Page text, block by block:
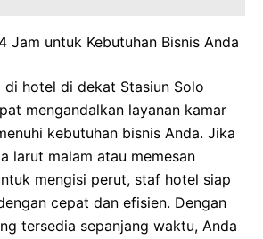
Jam untuk Kebutuhan Bisnis Anda
di hotel di dekat Stasiun Solo
mengandalkan layanan kamar
kebutuhan bisnis Anda. Jika
larut malam atau memesan
mengisi perut, staf hotel siap
cepat dan efisien. Dengan
tersedia sepanjang waktu, Anda